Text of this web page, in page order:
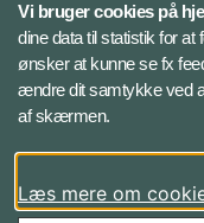
Facebook
Instagram
YouTube
Vi bruger cookies på
dine data til statistik for
ønsker at kunne se fx
ændre dit samtykke ved
af skærmen.
Læs mere om